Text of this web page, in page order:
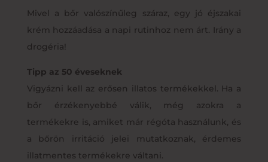
Mivel a bőr valószínűleg száraz, egy jó éjszakai
krém hozzáadása a napi rutinhoz nem árt. Irány a
drogéria!
Tipp az 50 éveseknek
Vigyázni kell az erősen illatos termékekkel. Ha a
bőr érzékenyebbé válik, még azokra a
termékekre is, amiket már régóta használunk, és
a bőrön irritáció jelei mutatkoznak, érdemes
illatmentes termékekre váltani.